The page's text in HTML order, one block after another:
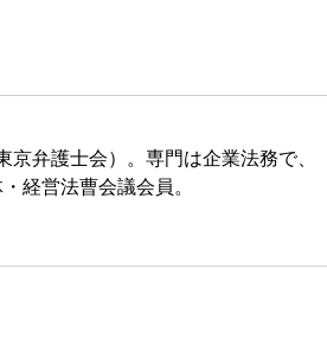
弁護士会）。専門は企業法務で、
経営法曹会議会員。